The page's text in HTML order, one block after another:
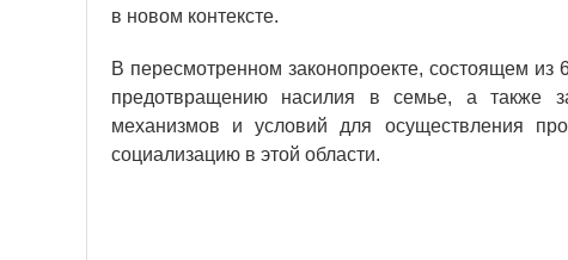
в новом контексте.
В пересмотренном законопроекте, состоящем
предотвращению насилия в семье, а также
механизмов и условий для осуществления
социализацию в этой области.